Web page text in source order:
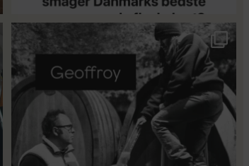
René Geoffroy er en af Champagnes ældste...
21 1